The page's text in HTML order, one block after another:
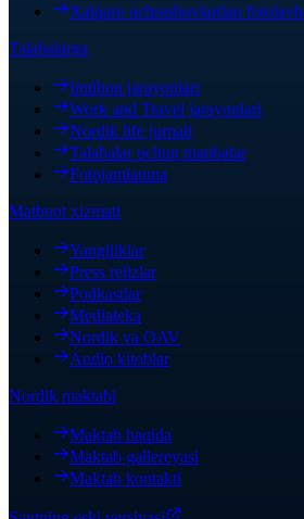
Xalqaro uchrashuvlardan
Talabalarga
Imtihon jarayonlari
Work and Travel jarayonlari
Nordik life jurnali
Talabalar uchun manbalar
Fotojamlanma
Matbuot xizmati
Yangiliklar
Press relizlar
Podkastlar
Mediateka
Nordik va OAV
Audio kitoblar
Nordik maktabi
Maktab haqida
Maktab gallereyasi
Maktab kontakti